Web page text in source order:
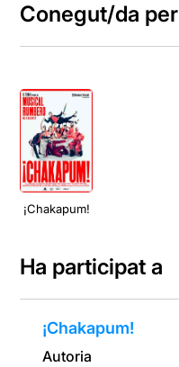
Conegut/da per
¡Chakapum!
Ha participat a
¡Chakapum!
Autoria